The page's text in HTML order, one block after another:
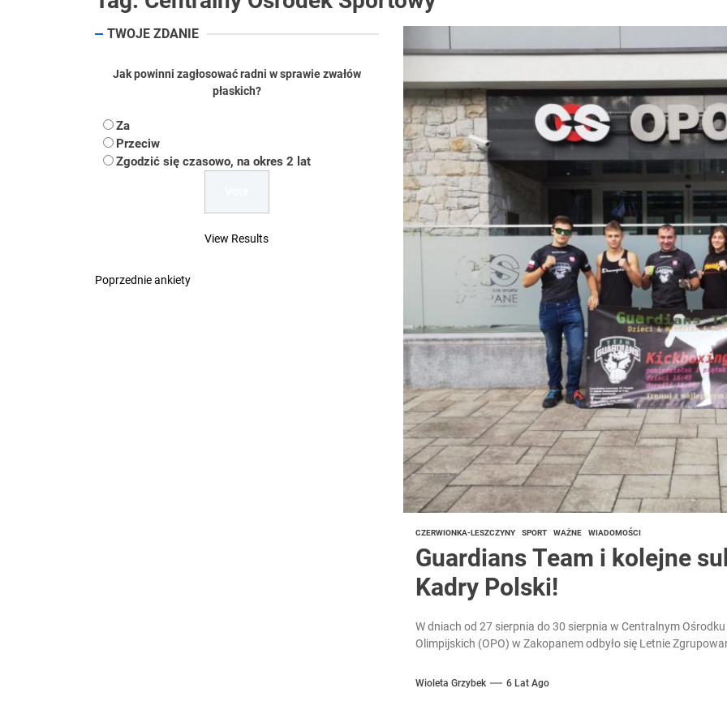
Uwaga Dębieńsko – woda nieprzydatna do spożycia!!!
Ilu mieszkańców ma Rybnik?
Dość komentowania kolejnych afer w ochronie zdrowia — czas zacząć mówić o
CZERWIONKA-LESZCZYNY SPORT WAŻNE WIADOMOŚCI
Guardians Team i kolejne
Kadry Polski!
W dniach od 27 sierpnia do 30 sierpnia w Centralnym
Olimpijskich (OPO) w Zakopanem odbyło się Letnie
Wioleta Grzybek 6 Lat Ago
TWOJE ZDANIE
Jak powinni zagłosować radni w sprawie zwałów
płaskich?
Za
Przeciw
Zgodzić się czasowo, na okres 2 lat
View Results
Poprzednie ankiety